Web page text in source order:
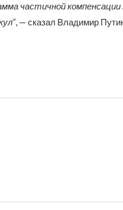
частичной компенсации
, — сказал Владимир